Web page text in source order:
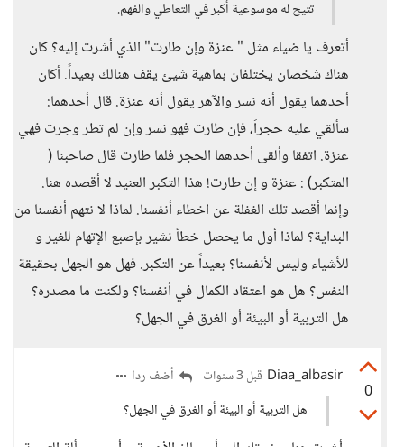
تتيح له موسوعية أكبر في التعاطي والفهم.
أتعرف يا ضياء مثل " عنزة وإن طارت" الذي أشرت إليه؟ كان
هناك شخصان يختلفان بماهية شيئ يقف هنالك بعيداً. أكان
أحدهما يقول أنه نسر والآهر يقول أنه عنزة. قال أحدهما:
سألقي عليه حجراَ، فإن طارت فهو نسر وإن لم تطر وجرت فهي
عنزة. اتفقا وألقى أحدهما الحجر فلما طارت قال صاحبنا (
المتكبر) : عنزة و إن طارت! هذا التكبر العنيد لا أقصده هنا.
وإنما أقصد تلك الغفلة عن اخطاء أنفسنا. لماذا لا نتهم أنفسنا من
البداية؟ لماذا أول ما يحصل خطأ نشير بإصبع الإتهام للغير و
للأشياء وليس لأنفسنا؟ بعيداً عن التكبر. فهل هو الجهل بحقيقة
النفس؟ هل هو اعتقاد الكمال في أنفسنا؟ ولكنت ما مصدره؟
هل التربية أو البيئة أو الغرق في الجهل؟
0
Diaa_albasir قبل 3 سنوات
أضف ردا
هل التربية أو البيئة أو الغرق في الجهل؟